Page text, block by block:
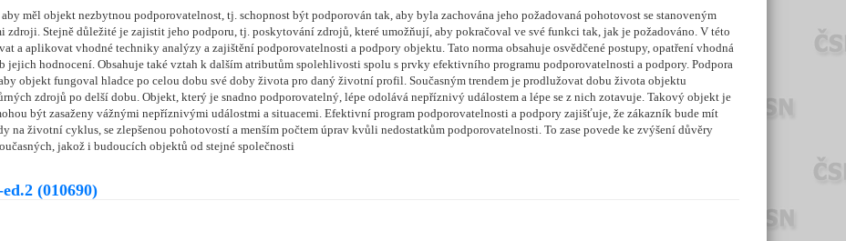
měl objekt nezbytnou podporovatelnost, tj. schopnost být podporován tak, aby byla zachována jeho požadovaná pohotovost se stanoveným
Stejně důležité je zajistit jeho podporu, tj. poskytování zdrojů, které umožňují, aby pokračoval ve své funkci tak, jak je požadováno. V této
a aplikovat vhodné techniky analýzy a zajištění podporovatelnosti a podpory objektu. Tato norma obsahuje osvědčené postupy, opatření vhodná
jejich hodnocení. Obsahuje také vztah k dalším atributům spolehlivosti spolu s prvky efektivního programu podporovatelnosti a podpory. Podpora
objekt fungoval hladce po celou dobu své doby života pro daný životní profil. Současným trendem je prodlužovat dobu života objektu
zdrojů po delší dobu. Objekt, který je snadno podporovatelný, lépe odolává nepříznivý událostem a lépe se z nich zotavuje. Takový objekt je
být zasaženy vážnými nepříznivými událostmi a situacemi. Efektivní program podporovatelnosti a podpory zajišťuje, že zákazník bude mít
na životní cyklus, se zlepšenou pohotovostí a menším počtem úprav kvůli nedostatkům podporovatelnosti. To zase povede ke zvýšení důvěry
jakož i budoucích objektů od stejné společnosti
(010690)